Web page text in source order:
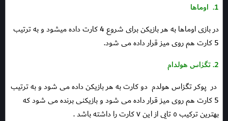
1. اوماها
در بازی اوماها به هر بازیکن برای شروع 4 کارت داده میشود و به ترتيب
5 كارت هم روى ميز قرار داده مى شود.
2. تگزاس هولدام
در پوكر تگزاس هولدم دو كارت به هر بازيكن داده مى شود و به ترتيب
5 كارت هم روى ميز قرار داده مى شود و بازيكنى برنده مى شود كه
بهترين تركيب ٥ تايى از اين ٧ كارت را داشته باشد .